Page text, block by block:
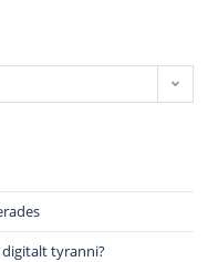
digitalt tyranni?